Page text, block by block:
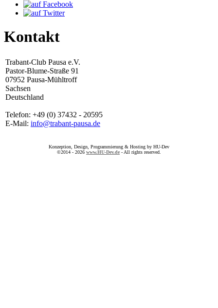
Kontakt
Trabant-Club Pausa e.V.
Pastor-Blume-Straße 91
07952 Pausa-Mühltroff
Sachsen
Deutschland
Telefon: +49 (0) 37432 - 20595
E-Mail: info@trabant-pausa.de
Konzeption, Design, Programmierung & Hosting by HU-Dev
©2014 - 2026 www.HU-Dev.de - All rights reserved.